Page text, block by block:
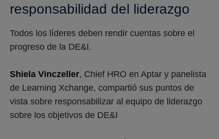
responsabilidad del liderazgo
Todos los líderes deben rendir cuentas sobre el
progreso de la DE&I.
Shiela Vinczeller, Chief HRO en Aptar y panelista
de Learning Xchange, compartió sus puntos de
vista sobre responsabilizar al equipo de liderazgo
sobre los objetivos de DE&I